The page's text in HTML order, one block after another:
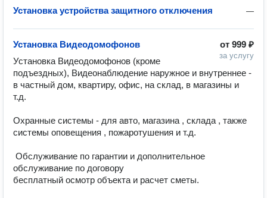
—
Установка устройства защитного отключения
от 999 ₽
за услугу
Установка Видеодомофонов
Установка Видеодомофонов (кроме
подъездных), Видеонаблюдение наружное и внутреннее -
в частный дом, квартиру, офис, на склад, в магазины и
т.д.
Охранные системы - для авто, магазина , склада , также
системы оповещения , пожаротушения и т.д.
обслуживание по договору
бесплатный осмотр объекта и расчет сметы.